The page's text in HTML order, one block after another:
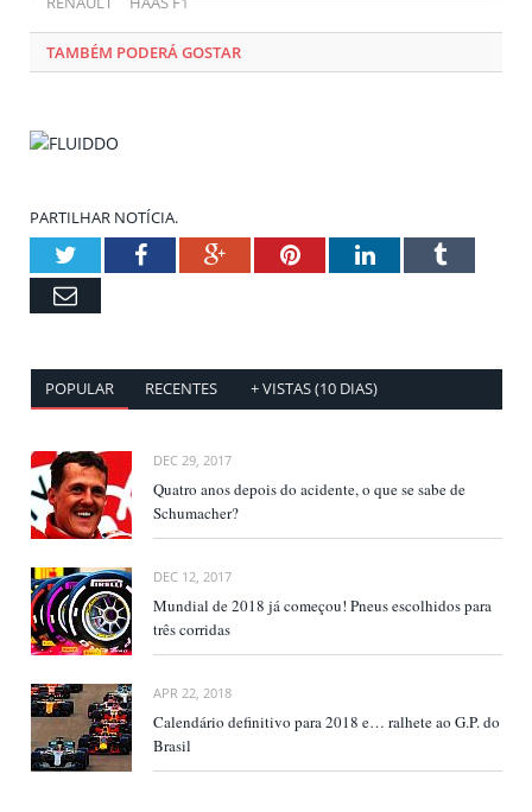
TAMBÉM PODERÁ GOSTAR
PARTILHAR NOTÍCIA.
TwitterFacebookGoogle+PinterestLinkedInTumblr
Email
POPULAR RECENTES + VISTAS (10 DIAS)
DEC 29, 2017
Quatro anos depois do acidente, o que se sabe de
Schumacher?
DEC 12, 2017
Mundial de 2018 já começou! Pneus escolhidos para
três corridas
APR 22, 2018
Calendário definitivo para 2018 e… ralhete ao G.P. do
Brasil